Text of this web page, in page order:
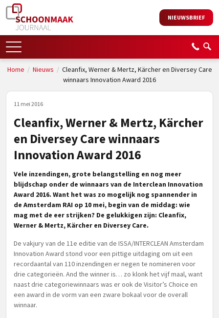
NIEUWSBRIEF
Home / Nieuws / Cleanfix, Werner & Mertz, Kärcher en Diversey Care
winnaars Innovation Award 2016
11 mei 2016
Cleanfix, Werner & Mertz, Kärcher
en Diversey Care winnaars
Innovation Award 2016
Vele inzendingen, grote belangstelling en nog meer
blijdschap onder de winnaars van de Interclean Innovation
Award 2016. Want het was zo mogelijk nog spannender in
de Amsterdam RAI op 10 mei, begin van de middag: wie
mag met de eer strijken? De gelukkigen zijn: Cleanfix,
Werner & Mertz, Kärcher en Diversey Care.
De vakjury van de 11e editie van de ISSA/INTERCLEAN Amsterdam
Innovation Award stond voor een pittige uitdaging om uit een
recordaantal van 110 inzendingen er negen te nomineren voor
drie categorieën. And the winner is… zo klonk het vijf maal, want
naast drie categoriewinnaars was er ook de Visitor’s Choice en
een award in de vorm van een zware bokaal voor de overall
winnaar.